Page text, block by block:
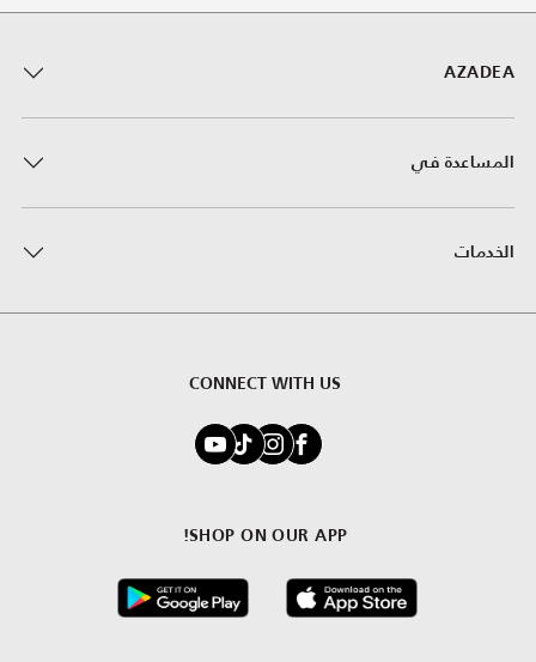
AZADEA
المساعدة في
الخدمات
CONNECT WITH US
SHOP ON OUR APP!